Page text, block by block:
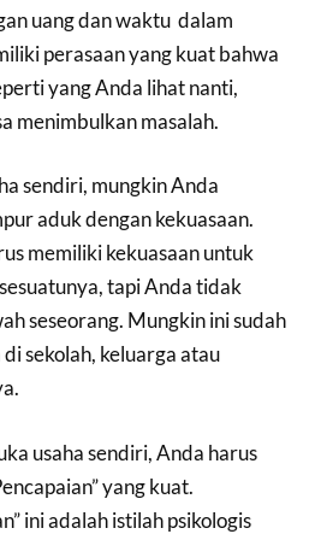
uang dan waktu dalam
perasaan yang kuat bahwa
yang Anda lihat nanti,
menimbulkan masalah.
sendiri, mungkin Anda
aduk dengan kekuasaan.
memiliki kekuasaan untuk
tapi Anda tidak
seseorang. Mungkin ini sudah
sekolah, keluarga atau
usaha sendiri, Anda harus
yang kuat.
ini adalah istilah psikologis